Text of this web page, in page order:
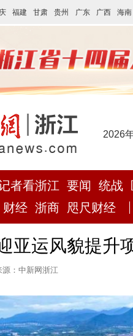
福建 甘肃 贵州 广东 广西 海南
2026
者看浙江 要闻 统战
财经 浙商 咫尺财经
亚运风貌提升
源：中新网浙江